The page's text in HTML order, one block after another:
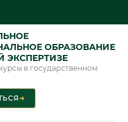
ОБРАЗОВАНИЕ
ЭКСПЕРТИЗЕ
в государственном
➜